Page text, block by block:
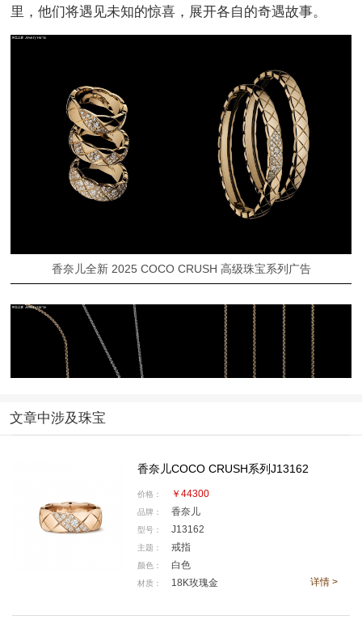
里，他们将遇见未知的惊喜，展开各自的奇遇故事。
香奈儿全新 2025 COCO CRUSH 高级珠宝系列广告
香奈儿全新 2025 COCO CRUSH 高级珠宝系列广告
COCO CRUSH高级珠宝系列作品上交错的线条，亦
文章中涉及珠宝
香奈儿COCO CRUSH系列J13162
价格： ￥44300
品牌： 香奈儿
型号： J13162
主题： 戒指
颜色： 白色
材质： 18K玫瑰金 详情 >